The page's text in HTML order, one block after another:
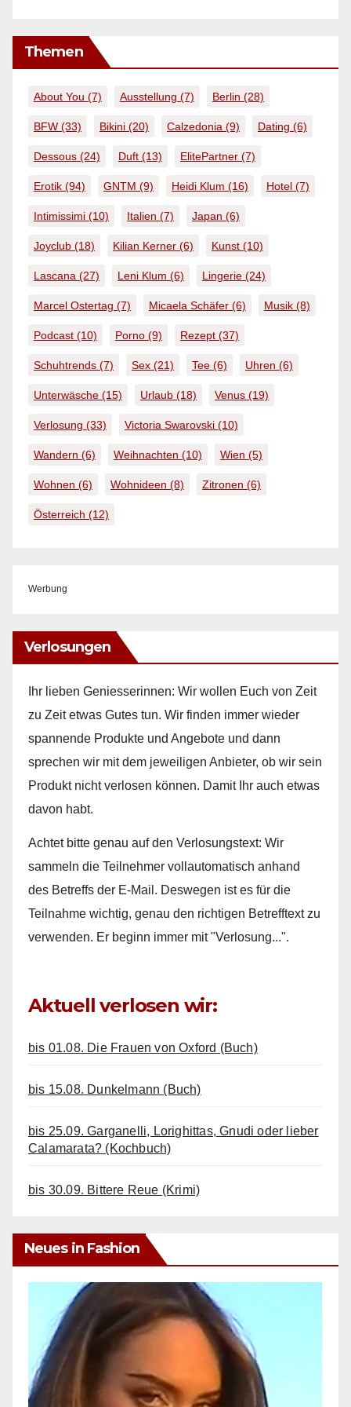
Themen
About You (7) Ausstellung (7) Berlin (28)
BFW (33) Bikini (20) Calzedonia (9) Dating (6)
Dessous (24) Duft (13) ElitePartner (7)
Erotik (94) GNTM (9) Heidi Klum (16) Hotel (7)
Intimissimi (10) Italien (7) Japan (6)
Joyclub (18) Kilian Kerner (6) Kunst (10)
Lascana (27) Leni Klum (6) Lingerie (24)
Marcel Ostertag (7) Micaela Schäfer (6) Musik (8)
Podcast (10) Porno (9) Rezept (37)
Schuhtrends (7) Sex (21) Tee (6) Uhren (6)
Unterwäsche (15) Urlaub (18) Venus (19)
Verlosung (33) Victoria Swarovski (10)
Wandern (6) Weihnachten (10) Wien (5)
Wohnen (6) Wohnideen (8) Zitronen (6)
Österreich (12)
Werbung
Verlosungen
Ihr lieben Geniesserinnen: Wir wollen Euch von Zeit
zu Zeit etwas Gutes tun. Wir finden immer wieder
spannende Produkte und Angebote und dann
sprechen wir mit dem jeweiligen Anbieter, ob wir sein
Produkt nicht verlosen können. Damit Ihr auch etwas
davon habt.
Achtet bitte genau auf den Verlosungstext: Wir
sammeln die Teilnehmer vollautomatisch anhand
des Betreffs der E-Mail. Deswegen ist es für die
Teilnahme wichtig, genau den richtigen Betrefftext zu
verwenden. Er beginn immer mit "Verlosung...".
Aktuell verlosen wir:
bis 01.08. Die Frauen von Oxford (Buch)
bis 15.08. Dunkelmann (Buch)
bis 25.09. Garganelli, Lorighittas, Gnudi oder lieber
Calamarata? (Kochbuch)
bis 30.09. Bittere Reue (Krimi)
Neues in Fashion